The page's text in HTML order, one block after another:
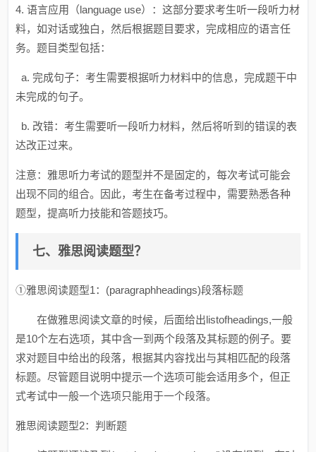
4. 语言应用（language use）：这部分要求考生听一段听力材
料，如对话或独白，然后根据题目要求，完成相应的语言任
务。题目类型包括：
a. 完成句子：考生需要根据听力材料中的信息，完成题干中
未完成的句子。
b. 改错：考生需要听一段听力材料，然后将听到的错误的表
达改正过来。
注意：雅思听力考试的题型并不是固定的，每次考试可能会
出现不同的组合。因此，考生在备考过程中，需要熟悉各种
题型，提高听力技能和答题技巧。
七、雅思阅读题型？
①雅思阅读题型1：(paragraphheadings)段落标题
在做雅思阅读文章的时候，后面给出listofheadings,一般
是10个左右选项，其中含一到两个段落及其标题的例子。要
求对题目中给出的段落，根据其内容找出与其相匹配的段落
标题。尽管题目说明中提示一个选项可能会适用多个，但正
式考试中一般一个选项只能用于一个段落。
雅思阅读题型2：判断题